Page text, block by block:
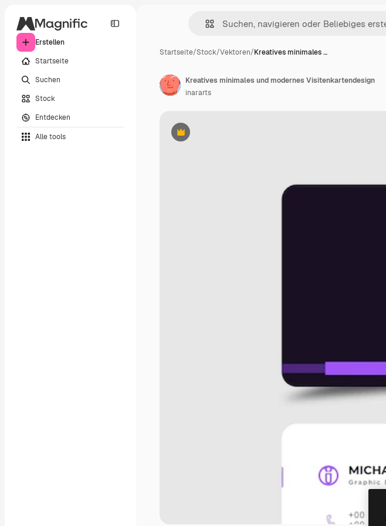
Erstellen
Startseite
Suchen
Stock
Entdecken
Alle tools
Startseite/Stock/Vektoren/Kreatives minimales …
Premium
Kreatives minimales und modernes Visitenkartendesign
inararts